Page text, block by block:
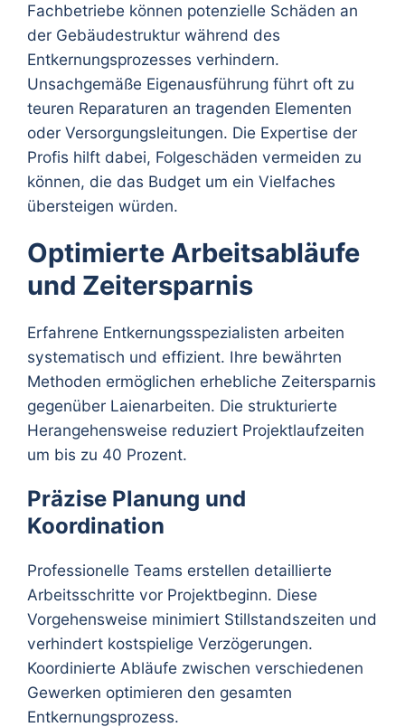
Fachbetriebe können potenzielle Schäden an
der Gebäudestruktur während des
Entkernungsprozesses verhindern.
Unsachgemäße Eigenausführung führt oft zu
teuren Reparaturen an tragenden Elementen
oder Versorgungsleitungen. Die Expertise der
Profis hilft dabei, Folgeschäden vermeiden zu
können, die das Budget um ein Vielfaches
übersteigen würden.
Optimierte Arbeitsabläufe
und Zeitersparnis
Erfahrene Entkernungsspezialisten arbeiten
systematisch und effizient. Ihre bewährten
Methoden ermöglichen erhebliche Zeitersparnis
gegenüber Laienarbeiten. Die strukturierte
Herangehensweise reduziert Projektlaufzeiten
um bis zu 40 Prozent.
Präzise Planung und
Koordination
Professionelle Teams erstellen detaillierte
Arbeitsschritte vor Projektbeginn. Diese
Vorgehensweise minimiert Stillstandszeiten und
verhindert kostspielige Verzögerungen.
Koordinierte Abläufe zwischen verschiedenen
Gewerken optimieren den gesamten
Entkernungsprozess.